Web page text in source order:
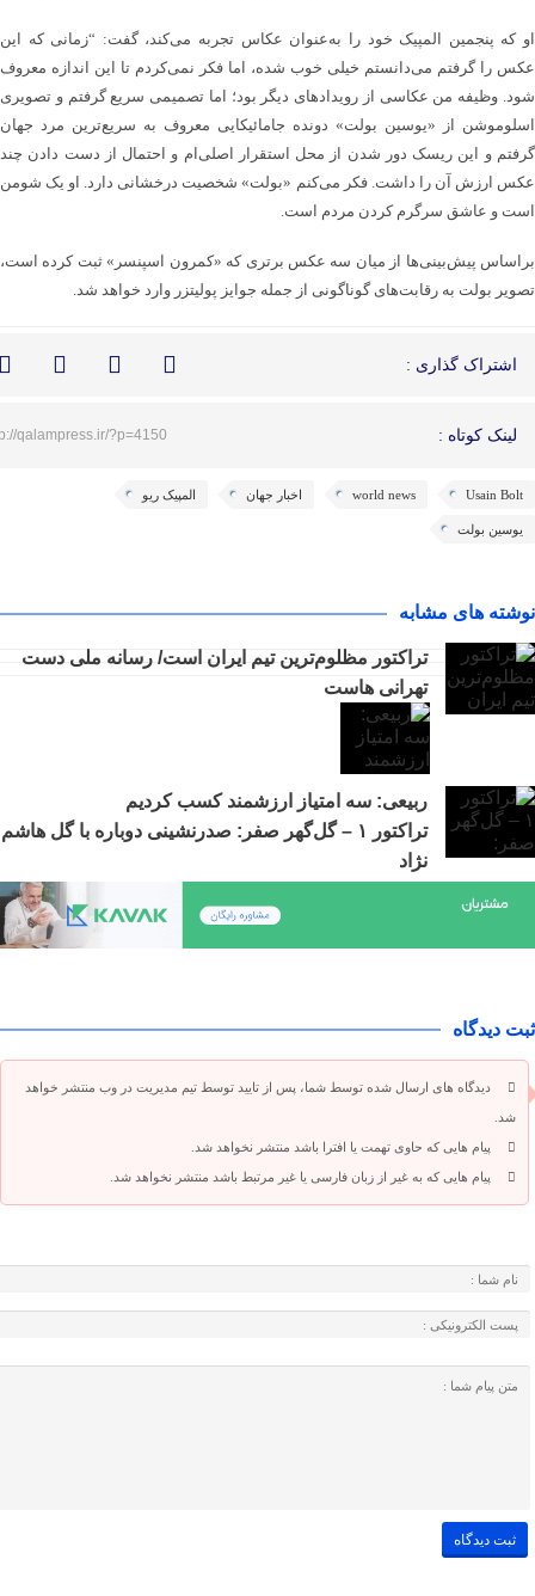
او که پنجمین المپیک خود را به‌عنوان عکاس تجربه می‌کند، گفت: “زمانی که این
عکس را گرفتم می‌دانستم خیلی خوب شده، اما فکر نمی‌کردم تا این اندازه معروف
شود. وظیفه من عکاسی از رویدادهای دیگر بود؛ اما تصمیمی سریع گرفتم و تصویری
اسلوموشن از «یوسین بولت» دونده جامائیکایی معروف به سریع‌ترین مرد جهان
گرفتم و این ریسک دور شدن از محل استقرار اصلی‌ام و احتمال از دست دادن چند
عکس ارزش آن را داشت. فکر می‌کنم «بولت» شخصیت درخشانی دارد. او یک شومن
است و عاشق سرگرم کردن مردم است.
براساس پیش‌بینی‌ها از میان سه عکس برتری که «کمرون اسپنسر» ثبت کرده است،
تصویر بولت به رقابت‌های گوناگونی از جمله جوایز پولیتزر وارد خواهد شد.
اشتراک گذاری :
لینک کوتاه : qalampress.ir/?p=4150
Usain Bolt
world news اخبار جهان المپیک ریو
یوسین بولت
نوشته های مشابه
تراکتور مظلوم‌ترین تیم ایران است/ رسانه ملی دست
تهرانی هاست
ربیعی: سه امتیاز ارزشمند کسب کردیم
تراکتور ۱ – گل‌گهر صفر: صدر‌نشینی دوباره با گل هاشم
نژاد
ثبت دیدگاه
دیدگاه های ارسال شده توسط شما، پس از تایید توسط تیم مدیریت در وب منتشر خواهد
شد.
پیام هایی که حاوی تهمت یا افترا باشد منتشر نخواهد شد.
پیام هایی که به غیر از زبان فارسی یا غیر مرتبط باشد منتشر نخواهد شد.